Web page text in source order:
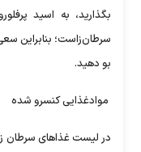
بگذارید، به اسید
سرطان‌زاست؛ بنابراین
بو دهید.
موادغذایی کنسرو شده
در لیست غذا‌های سرطان